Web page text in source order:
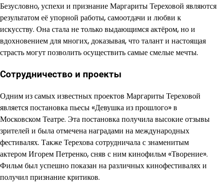
Безусловно, успехи и признание Маргариты Тереховой являются
результатом её упорной работы, самоотдачи и любви к
искусству. Она стала не только выдающимся актёром, но и
вдохновением для многих, доказывая, что талант и настоящая
страсть могут позволить осуществить самые смелые мечты.
Сотрудничество и проекты
Одним из самых известных проектов Маргариты Тереховой
является постановка пьесы «Девушка из прошлого» в
Московском Театре. Эта постановка получила высокие отзывы
зрителей и была отмечена наградами на международных
фестивалях. Также Терехова сотрудничала с знаменитым
актером Игорем Петренко, сняв с ним кинофильм «Творение».
Фильм был успешно показан на различных кинофестивалях и
получил признание критиков.